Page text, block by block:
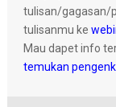
tulisan/gagasan/
tulisanmu ke
Mau dapet info
temukan